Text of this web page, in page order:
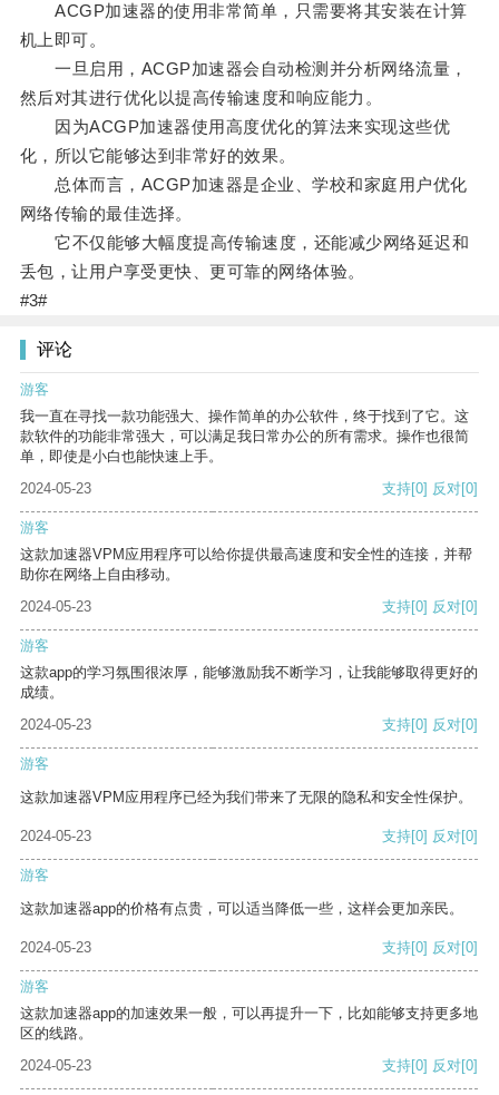
ACGP加速器的使用非常简单，只需要将其安装在计算
机上即可。
一旦启用，ACGP加速器会自动检测并分析网络流量，
然后对其进行优化以提高传输速度和响应能力。
因为ACGP加速器使用高度优化的算法来实现这些优
化，所以它能够达到非常好的效果。
总体而言，ACGP加速器是企业、学校和家庭用户优化
网络传输的最佳选择。
它不仅能够大幅度提高传输速度，还能减少网络延迟和
丢包，让用户享受更快、更可靠的网络体验。
#3#
评论
游客
我一直在寻找一款功能强大、操作简单的办公软件，终于找到了它。这
款软件的功能非常强大，可以满足我日常办公的所有需求。操作也很简
单，即使是小白也能快速上手。
2024-05-23
支持[0] 反对[0]
游客
这款加速器VPM应用程序可以给你提供最高速度和安全性的连接，并帮
助你在网络上自由移动。
2024-05-23
支持[0] 反对[0]
游客
这款app的学习氛围很浓厚，能够激励我不断学习，让我能够取得更好的
成绩。
2024-05-23
支持[0] 反对[0]
游客
这款加速器VPM应用程序已经为我们带来了无限的隐私和安全性保护。
2024-05-23 支持[0] 反对[0]
游客
这款加速器app的价格有点贵，可以适当降低一些，这样会更加亲民。
2024-05-23 支持[0] 反对[0]
游客
这款加速器app的加速效果一般，可以再提升一下，比如能够支持更多地
区的线路。
2024-05-23
支持[0] 反对[0]